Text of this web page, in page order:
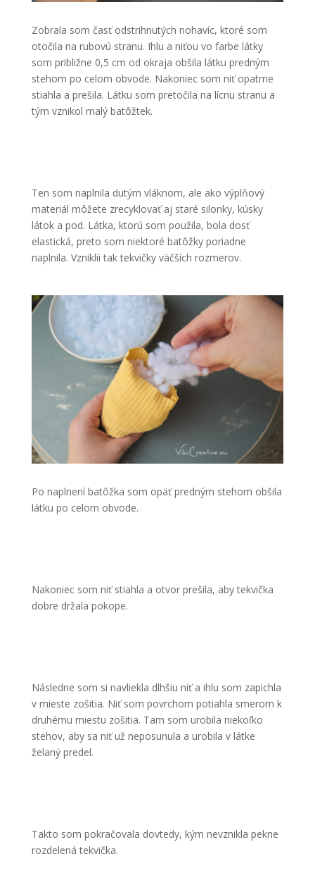
Zobrala som časť odstrihnutých nohavíc, ktoré som
otočila na rubovú stranu. Ihlu a niťou vo farbe látky
som približne 0,5 cm od okraja obšila látku predným
stehom po celom obvode. Nakoniec som niť opatrne
stiahla a prešila. Látku som pretočila na lícnu stranu a
tým vznikol malý batôžtek.
Ten som naplnila dutým vláknom, ale ako výplňový
materiál môžete zrecyklovať aj staré silonky, kúsky
látok a pod. Látka, ktorú som použila, bola dosť
elastická, preto som niektoré batôžky poriadne
naplnila. Vzniklii tak tekvičky väčších rozmerov.
Po naplnení batôžka som opäť predným stehom obšila
látku po celom obvode.
Nakoniec som niť stiahla a otvor prešila, aby tekvička
dobre držala pokope.
Následne som si navliekla dlhšiu niť a ihlu som zapichla
v mieste zošitia. Niť som povrchom potiahla smerom k
druhému miestu zošitia. Tam som urobila niekoľko
stehov, aby sa niť už neposunula a urobila v látke
želaný predel.
Takto som pokračovala dovtedy, kým nevznikla pekne
rozdelená tekvička.